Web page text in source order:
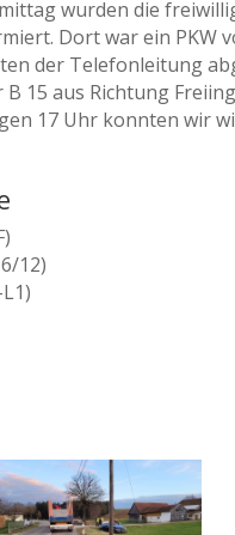
wurden die
Dort war ein PKW
der Telefonleitung
15 aus Richtung
17 Uhr konnten wir
12)